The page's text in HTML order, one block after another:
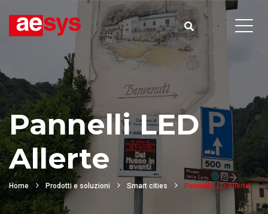
Pannelli LED
Allerte
Home Prodotti e soluzioni Smart cities Pannelli LED Allerte